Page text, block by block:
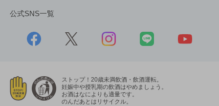
公式SNS一覧
ストップ！20歳未満飲酒・飲酒運転。
妊娠中や授乳期の飲酒はやめましょう。
お酒はなによりも適量です。
のんだあとはリサイクル。